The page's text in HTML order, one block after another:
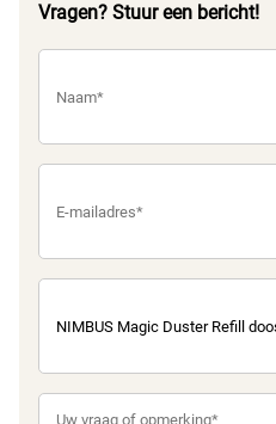
Vragen? Stuur een bericht!